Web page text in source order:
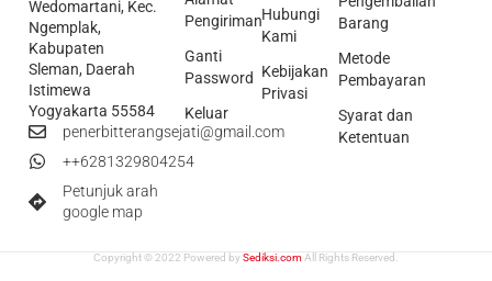
Pengiriman
Ganti
Password
Keluar
Hubungi
Kami
Kebijakan
Privasi
Barang
Metode
Pembayaran
Syarat dan
Ketentuan
Wedomartani, Kec.
Ngemplak,
Kabupaten
Sleman, Daerah
Istimewa
Yogyakarta 55584
penerbitterangsejati@gmail.com
++6281329804254
Petunjuk arah
google map
Copyright © 2022 Powered bySediksi.com All Rights Reserved.